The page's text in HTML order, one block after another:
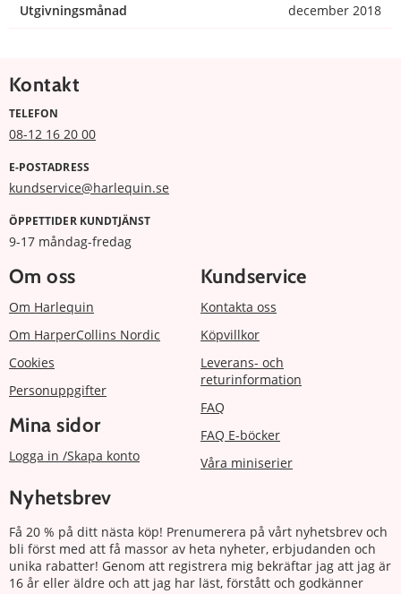
Utgivningsmånad december 2018
Kontakt
TELEFON
08-12 16 20 00
E-POSTADRESS
kundservice@harlequin.se
ÖPPETTIDER KUNDTJÄNST
9-17 måndag-fredag
Om oss
Om Harlequin
Om HarperCollins Nordic
Cookies
Personuppgifter
Mina sidor
Logga in /Skapa konto
Kundservice
Kontakta oss
Köpvillkor
Leverans- och
returinformation
FAQ
FAQ E-böcker
Våra miniserier
Nyhetsbrev
Få 20 % på ditt nästa köp! Prenumerera på vårt nyhetsbrev och
bli först med att få massor av heta nyheter, erbjudanden och
unika rabatter! Genom att registrera mig bekräftar jag att jag är
16 år eller äldre och att jag har läst, förstått och godkänner